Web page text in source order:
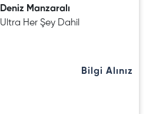
Deniz Manzaralı
Ultra Her Şey Dahil
Bilgi Alınız